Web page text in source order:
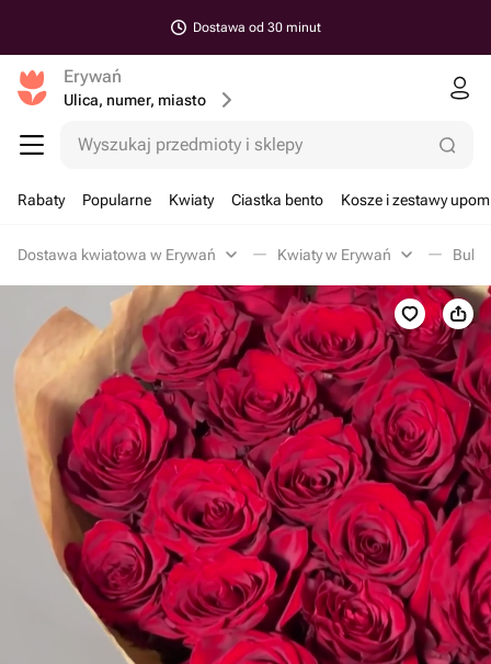
Dostawa od 30 minut
Erywań
Ulica, numer, miasto
Wyszukaj przedmioty i sklepy
Rabaty Popularne Kwiaty Ciastka bento Kosze i zestawy
Dostawa kwiatowa w Erywań Kwiaty w Erywań